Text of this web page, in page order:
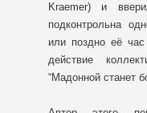
Kraemer) и
подконтрольна
или поздно её
действие
“Мадонной станет